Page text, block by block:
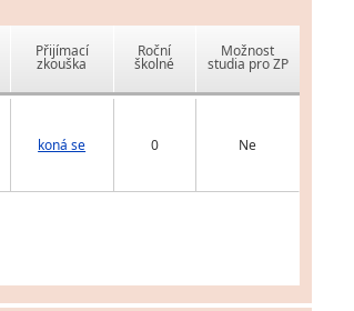
Přijímací
zkouška
Roční
školné
Možnost
studia pro ZP
koná se 0 Ne